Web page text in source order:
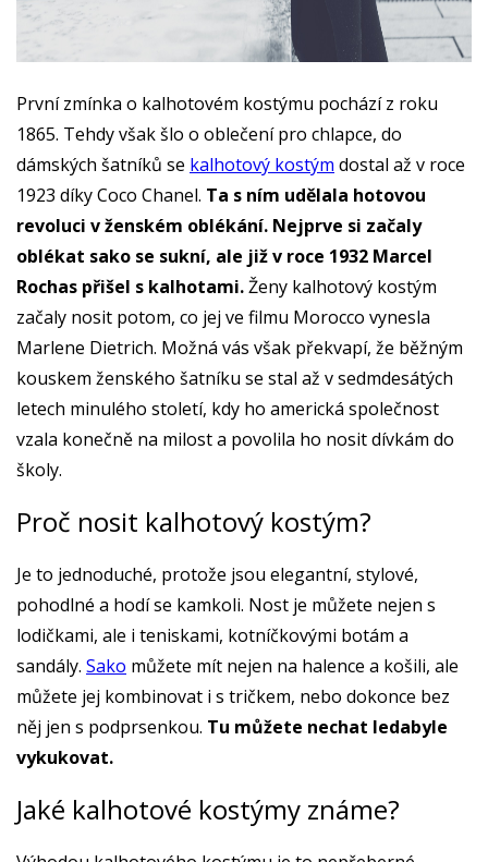
První zmínka o kalhotovém kostýmu pochází z roku
1865. Tehdy však šlo o oblečení pro chlapce, do
dámských šatníků se kalhotový kostým dostal až v roce
1923 díky Coco Chanel. Ta s ním udělala hotovou
revoluci v ženském oblékání. Nejprve si začaly
oblékat sako se sukní, ale již v roce 1932 Marcel
Rochas přišel s kalhotami.Ženy kalhotový kostým
začaly nosit potom, co jej ve filmu Morocco vynesla
Marlene Dietrich. Možná vás však překvapí, že běžným
kouskem ženského šatníku se stal až v sedmdesátých
letech minulého století, kdy ho americká společnost
vzala konečně na milost a povolila ho nosit dívkám do
školy.
Proč nosit kalhotový kostým?
Je to jednoduché, protože jsou elegantní, stylové,
pohodlné a hodí se kamkoli. Nost je můžete nejen s
lodičkami, ale i teniskami, kotníčkovými botám a
sandály. Sako můžete mít nejen na halence a košili, ale
můžete jej kombinovat i s tričkem, nebo dokonce bez
něj jen s podprsenkou. Tu můžete nechat ledabyle
vykukovat.
Jaké kalhotové kostýmy známe?